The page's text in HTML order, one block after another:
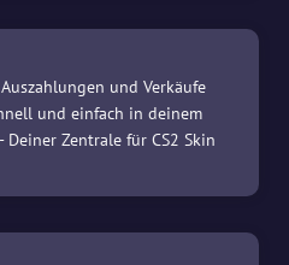
und Verkäufe
und einfach in deinem
Deiner Zentrale für CS2 Skin